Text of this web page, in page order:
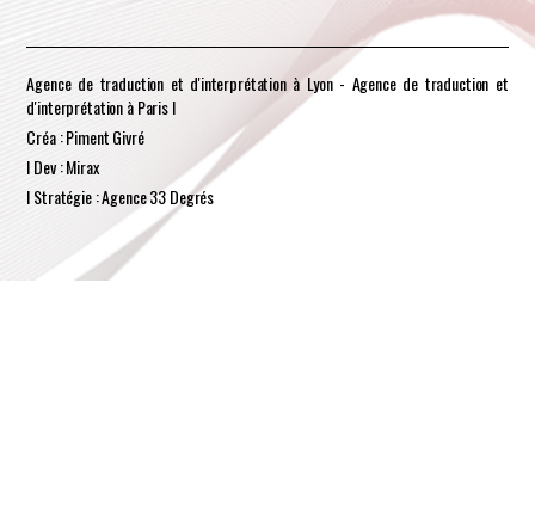
Agence de traduction et d'interprétation à Lyon - Agence de traduction et
d'interprétation à Paris I
Créa : Piment Givré
I Dev : Mirax
I Stratégie : Agence 33 Degrés